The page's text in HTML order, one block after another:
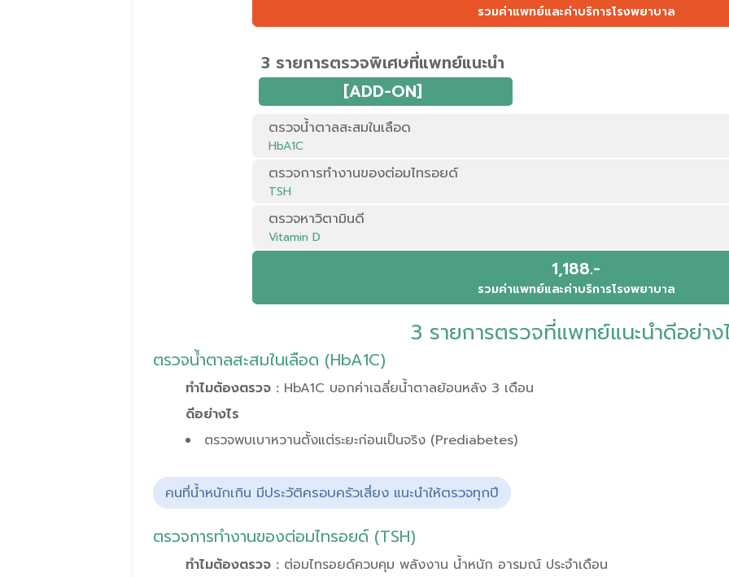
รวมค่าแพทย์และค่าบริการโรงพยาบาล
3 รายการตรวจพิเศษที่แพทย์แนะนำ
[ADD-ON]
ตรวจน้ำตาลสะสมในเลือด
HbA1C
ตรวจการทำงานของต่อมไทรอยด์
TSH
ตรวจหาวิตามินดี
Vitamin D
1,188.-
รวมค่าแพทย์และค่าบริการโรงพยาบาล
3 รายการตรวจที่แพทย์แนะนำดีอย่าง
ตรวจน้ำตาลสะสมในเลือด (HbA1C)
ทำไมต้องตรวจ : HbA1C บอกค่าเฉลี่ยน้ำตาลย้อนหลัง 3 เดือน
ดีอย่างไร
ตรวจพบเบาหวานตั้งแต่ระยะก่อนเป็นจริง (Prediabetes)
คนที่น้ำหนักเกิน มีประวัติครอบครัวเสี่ยง แนะนำให้ตรวจทุกปี
ตรวจการทำงานของต่อมไทรอยด์ (TSH)
ทำไมต้องตรวจ : ต่อมไทรอยด์ควบคุม พลังงาน น้ำหนัก อารมณ์ ประจำเดือน